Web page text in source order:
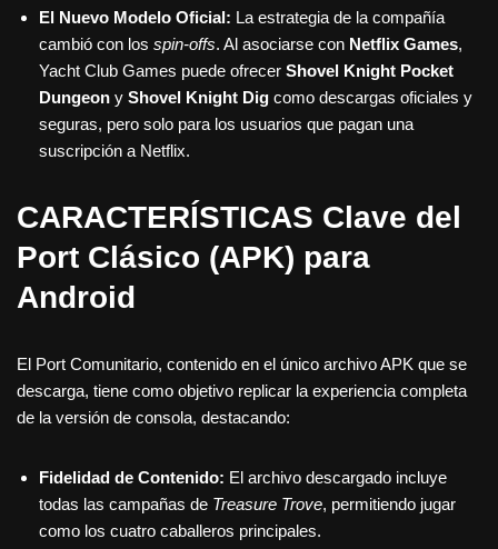
El Nuevo Modelo Oficial: La estrategia de la compañía
cambió con los spin-offs. Al asociarse con Netflix Games,
Yacht Club Games puede ofrecer Shovel Knight Pocket
Dungeon y Shovel Knight Dig como descargas oficiales y
seguras, pero solo para los usuarios que pagan una
suscripción a Netflix.
CARACTERÍSTICAS Clave del
Port Clásico (APK) para
Android
El Port Comunitario, contenido en el único archivo APK que se
descarga, tiene como objetivo replicar la experiencia completa
de la versión de consola, destacando:
Fidelidad de Contenido: El archivo descargado incluye
todas las campañas de Treasure Trove, permitiendo jugar
como los cuatro caballeros principales.